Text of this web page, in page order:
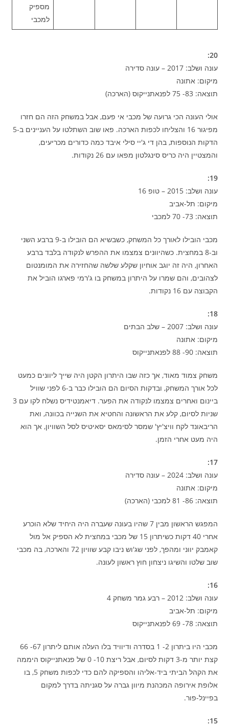
מספיק
למכבי
20:
עונה ושלב: 2017 – עונה סדירה
מיקום: אתונה
תוצאה: 83- 75 לפנאתנייקוס (הארכה)
אולי העונה הכי גרועה של מכבי אי פעם, אבל במשחק הזה הם חזרו
מפיגור 16 והצליחו לכפות הארכה. פאו שוב השתלטו על העניינים ב-5
הדקות הנוספות, בהן די ג'יי סילי איבד כמה כדורים מכריעים,
והמצטיין היה כריס סינגלטון מפאו עם 26 נקודות.
19:
עונה ושלב: 2015 – טופ 16
מיקום: תל-אביב
תוצאה: 73- 70 למכבי
מכבי הובילו לאורך כל המשחק, כשבשיא הם הובילו ב-9 ברבע השני
וב-8 במחצית. כשהיוונים צמצמו את ההפרש לנקודה בלבד ברבע
האחרון, היה זה יוגב אוחיון שקלע שלשה שהחזירה את המומנטום
לצהובים, והם שמרו על היתרון במשחק בו ג'רמי פארגו הוביל את
הקבוצה עם 16 נקודות.
18:
עונה ושלב: 2007 – שלב הבתים
מיקום: אתונה
תוצאה: 90- 88 לפנאתנייקוס
משחק צמוד מאוד, אך כזה שבו היתרון הקטן היה שייך ליוונים כמעט
לכל אורך המשחק, ובדקות הסיום הם הובילו כבר ב-6 לפני שוויל
ביינום ואחרים צמצמו לנקודה את הפער. דיאמנטידיס נשלח לקו עם 3
שניות לסיום, קלע את הראשונה והחטיא את השנייה בכוונה, ואת
הריבאונד לקח וויצ'יץ' שמסר לסימאס יסאיטיס לסל השוויון, אך הוא
היה מעט אחרי הזמן.
17:
עונה ושלב: 2024 – עונה סדירה
מיקום: אתונה
תוצאה: 86- 81 למכבי (הארכה)
המפגש הראשון מבין 7 שהיו בעונה שעברה היה היחיד שלא הוכרע
אחרי 40 דקות כשיתרון 15 של מכבי במחצית לא הספיק אל מול
קאמבק יווני ומהפך, לפני שג'וש ניבו קבע שוויון 72 והארכה, בה מכבי
שוב שלטו והשיגו ניצחון חוץ ראשון לעונה.
16:
עונה ושלב: 2012 – רבע גמר משחק 4
מיקום: תל-אביב
תוצאה: 78- 69 לפנאתנייקוס
מכבי היו ביתרון 2- 1 בסדרה ודיוויד בלו העלה אותם ליתרון 67- 66
קצת יותר מ-3 דקות לסיום, אבל ריצת 10- 0 של פנאתנייקוס היממה
את הקהל הביתי ביד-אליהו והספיקה להם כדי לכפות משחק 5, בו
אלופת אירופה המכהנת מיוון גברה על סגניתה בדרך למקום
בפיינל-פור.
15: